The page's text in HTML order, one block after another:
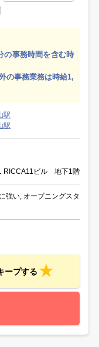
の事務時間を含む時
の事務業務は時給1,
駅
駅
RICCA11ビル 地下1階
強い, オープニングスタ
ープする